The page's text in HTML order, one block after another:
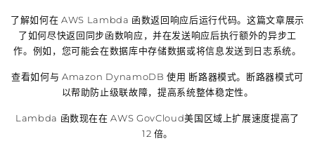
了解如何在 AWS Lambda 函数返回响应后运行代码。这篇文章展示
了如何尽快返回同步函数响应，并在发送响应后执行额外的异步工
作。例如，您可能会在数据库中存储数据或将信息发送到日志系统。
查看如何与 Amazon DynamoDB 使用 断路器模式。断路器模式可
以帮助防止级联故障，提高系统整体稳定性。
Lambda 函数现在在 AWS GovCloud美国区域上扩展速度提高了
12 倍。